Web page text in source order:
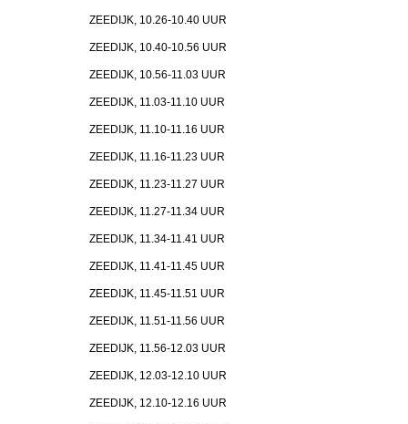
ZEEDIJK, 10.26-10.40 UUR
ZEEDIJK, 10.40-10.56 UUR
ZEEDIJK, 10.56-11.03 UUR
ZEEDIJK, 11.03-11.10 UUR
ZEEDIJK, 11.10-11.16 UUR
ZEEDIJK, 11.16-11.23 UUR
ZEEDIJK, 11.23-11.27 UUR
ZEEDIJK, 11.27-11.34 UUR
ZEEDIJK, 11.34-11.41 UUR
ZEEDIJK, 11.41-11.45 UUR
ZEEDIJK, 11.45-11.51 UUR
ZEEDIJK, 11.51-11.56 UUR
ZEEDIJK, 11.56-12.03 UUR
ZEEDIJK, 12.03-12.10 UUR
ZEEDIJK, 12.10-12.16 UUR